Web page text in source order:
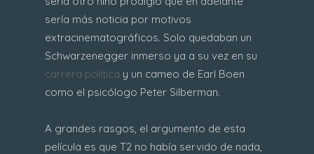
sería más noticia por motivos
extracinematográficos. Solo quedaban un
Schwarzenegger inmerso ya a su vez en su
carrera política y un cameo de Earl Boen
como el psicólogo Peter Silberman.
A grandes rasgos, el argumento de esta
película es que T2 no había servido de nada,